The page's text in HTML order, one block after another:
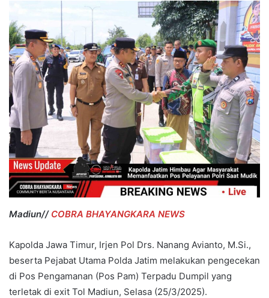
Madiun// COBRA BHAYANGKARA NEWS
Kapolda Jawa Timur, Irjen Pol Drs. Nanang Avianto, M.Si.,
beserta Pejabat Utama Polda Jatim melakukan pengecekan
di Pos Pengamanan (Pos Pam) Terpadu Dumpil yang
terletak di exit Tol Madiun, Selasa (25/3/2025).